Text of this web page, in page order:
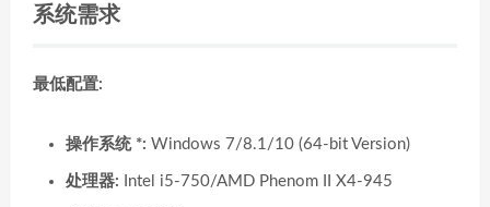
系统需求
最低配置:
操作系统 *: Windows 7/8.1/10 (64-bit Version)
处理器: Intel i5-750/AMD Phenom II X4-945